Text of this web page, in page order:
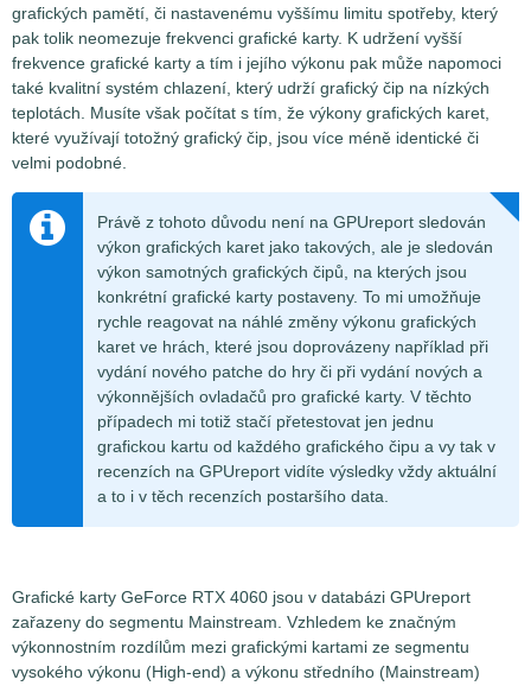
grafických pamětí, či nastavenému vyššímu limitu spotřeby, který
pak tolik neomezuje frekvenci grafické karty. K udržení vyšší
frekvence grafické karty a tím i jejího výkonu pak může napomoci
také kvalitní systém chlazení, který udrží grafický čip na nízkých
teplotách. Musíte však počítat s tím, že výkony grafických karet,
které využívají totožný grafický čip, jsou více méně identické či
velmi podobné.
Právě z tohoto důvodu není na GPUreport sledován
výkon grafických karet jako takových, ale je sledován
výkon samotných grafických čipů, na kterých jsou
konkrétní grafické karty postaveny. To mi umožňuje
rychle reagovat na náhlé změny výkonu grafických
karet ve hrách, které jsou doprovázeny například při
vydání nového patche do hry či při vydání nových a
výkonnějších ovladačů pro grafické karty. V těchto
případech mi totiž stačí přetestovat jen jednu
grafickou kartu od každého grafického čipu a vy tak v
recenzích na GPUreport vidíte výsledky vždy aktuální
a to i v těch recenzích postaršího data.
Grafické karty GeForce RTX 4060 jsou v databázi GPUreport
zařazeny do segmentu Mainstream. Vzhledem ke značným
výkonnostním rozdílům mezi grafickými kartami ze segmentu
vysokého výkonu (High-end) a výkonu středního (Mainstream)